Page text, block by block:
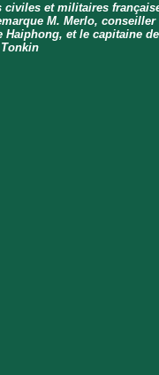
civiles et militaires
M. Merlo, conseiller
et le capitaine